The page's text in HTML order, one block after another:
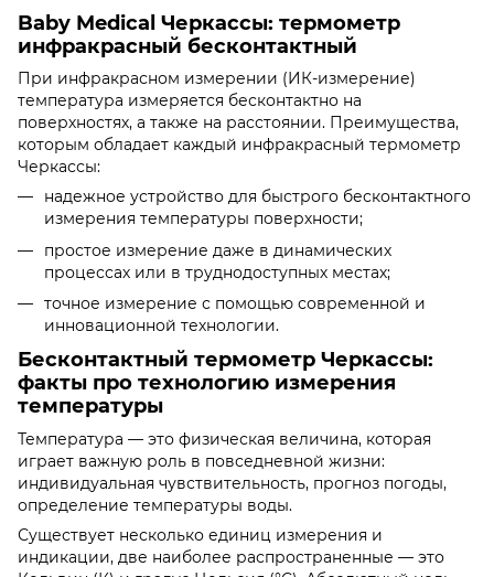
Baby Medical Черкассы: термометр
инфракрасный бесконтактный
При инфракрасном измерении (ИК-измерение)
температура измеряется бесконтактно на
поверхностях, а также на расстоянии. Преимущества,
которым обладает каждый инфракрасный термометр
Черкассы:
надежное устройство для быстрого бесконтактного
измерения температуры поверхности;
простое измерение даже в динамических
процессах или в труднодоступных местах;
точное измерение с помощью современной и
инновационной технологии.
Бесконтактный термометр Черкассы:
факты про технологию измерения
температуры
Температура — это физическая величина, которая
играет важную роль в повседневной жизни:
индивидуальная чувствительность, прогноз погоды,
определение температуры воды.
Существует несколько единиц измерения и
индикации, две наиболее распространенные — это